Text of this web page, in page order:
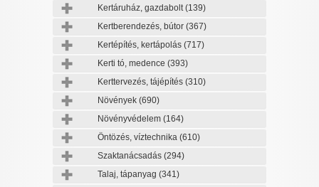
Kertáruház, gazdabolt(139)
Kertberendezés, bútor (367)
Kertépítés, kertápolás (717)
Kerti tó, medence (393)
Kerttervezés, tájépítés (310)
Növények (690)
Növényvédelem (164)
Öntözés, víztechnika (610)
Szaktanácsadás (294)
Talaj, tápanyag (341)